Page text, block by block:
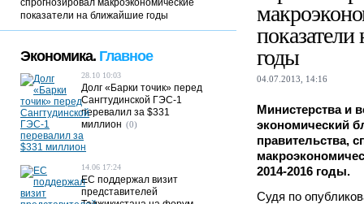
годы
04.07.2013, 14:16
Министерства и
экономический
правительства,
2014-2016 годы.
Судя по
спрогнозировал макроэкономические
показатели на ближайшие годы
Экономика. Главное
28.10 10:03
Долг «Барки точик» перед
Сангтудинской ГЭС-1
перевалил за $331
миллион (0)
14.06 17:24
ЕС поддержал визит
представителей